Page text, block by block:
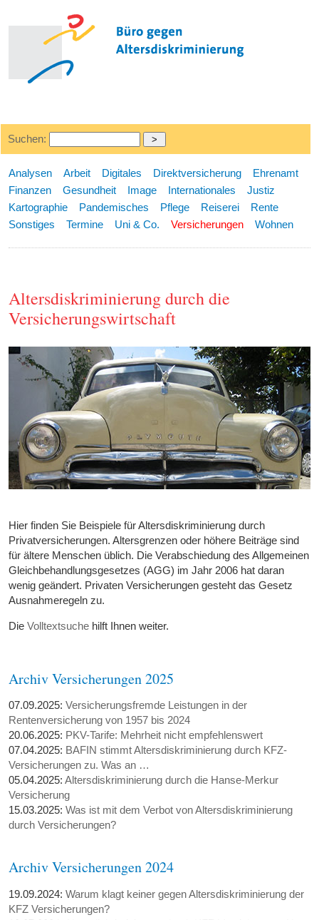
Suchen:
Analysen Arbeit Digitales Direktversicherung
Ehrenamt
Finanzen
Gesundheit Image Internationales
Justiz
Kartographie
Pandemisches Pflege Reiserei
Rente
Sonstiges
Termine Uni & Co. Versicherungen Wohnen
Altersdiskriminierung durch die
Versicherungswirtschaft
Hier finden Sie Beispiele für Altersdiskriminierung durch
Privatversicherungen. Altersgrenzen oder höhere Beiträge sind
für ältere Menschen üblich. Die Verabschiedung des Allgemeinen
Gleichbehandlungsgesetzes (AGG) im Jahr 2006 hat daran
wenig geändert. Privaten Versicherungen gesteht das Gesetz
Ausnahmeregeln zu.
DieVolltextsuche hilft Ihnen weiter.
Archiv Versicherungen 2025
07.09.2025:Versicherungsfremde Leistungen in der
Rentenversicherung von 1957 bis 2024
20.06.2025: PKV-Tarife: Mehrheit nicht empfehlenswert
07.04.2025: BAFIN stimmt Altersdiskriminierung durch KFZ-
Versicherungen zu. Was an …
05.04.2025:Altersdiskriminierung durch die Hanse-Merkur
Versicherung
15.03.2025:Was ist mit dem Verbot von Altersdiskriminierung
durch Versicherungen?
Archiv Versicherungen 2024
19.09.2024:Warum klagt keiner gegen Altersdiskriminierung der
KFZ Versicherungen?